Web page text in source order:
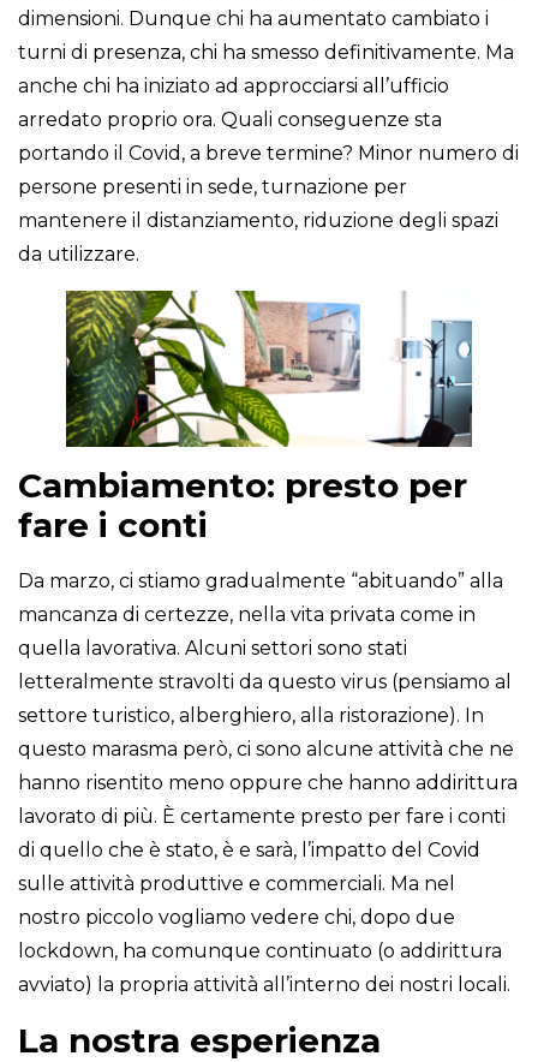
dimensioni. Dunque chi ha aumentato cambiato i
turni di presenza, chi ha smesso definitivamente. Ma
anche chi ha iniziato ad approcciarsi all’ufficio
arredato proprio ora. Quali conseguenze sta
portando il Covid, a breve termine? Minor numero di
persone presenti in sede, turnazione per
mantenere il distanziamento, riduzione degli spazi
da utilizzare.
Cambiamento: presto per
fare i conti
Da marzo, ci stiamo gradualmente “abituando” alla
mancanza di certezze, nella vita privata come in
quella lavorativa. Alcuni settori sono stati
letteralmente stravolti da questo virus (pensiamo al
settore turistico, alberghiero, alla ristorazione). In
questo marasma però, ci sono alcune attività che ne
hanno risentito meno oppure che hanno addirittura
lavorato di più. È certamente presto per fare i conti
di quello che è stato, è e sarà, l’impatto del Covid
sulle attività produttive e commerciali. Ma nel
nostro piccolo vogliamo vedere chi, dopo due
lockdown, ha comunque continuato (o addirittura
avviato) la propria attività all’interno dei nostri locali.
La nostra esperienza